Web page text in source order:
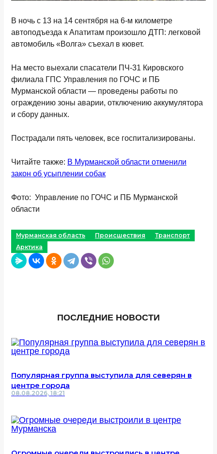
В ночь с 13 на 14 сентября на 6-м километре
автоподъезда к Апатитам произошло ДТП: легковой
автомобиль «Волга» съехал в кювет.
На место выехали спасатели ПЧ-31 Кировского
филиала ГПС Управления по ГОЧС и ПБ
Мурманской области — проведены работы по
ограждению зоны аварии, отключению аккумулятора
и сбору данных.
Пострадали пять человек, все госпитализированы.
Читайте также: В Мурманской области отменили
закон об усыплении собак
Фото: Управление по ГОЧС и ПБ Мурманской
области
Мурманская область Происшествия
Транспорт
Арктика
ПОСЛЕДНИЕ НОВОСТИ
Популярная группа выступила для северян в
центре города
08.08.2026, 18:21